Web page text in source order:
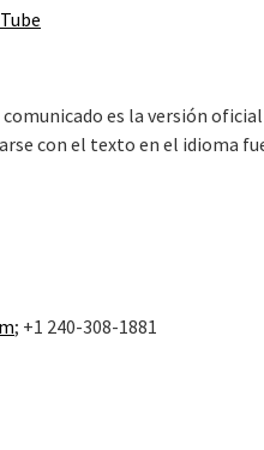
es la versión
con el texto en el idioma
; +1 240-308-1881